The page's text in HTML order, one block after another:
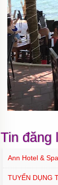
Tin đăng
Ann Hotel &
TUYỂN DỤNG